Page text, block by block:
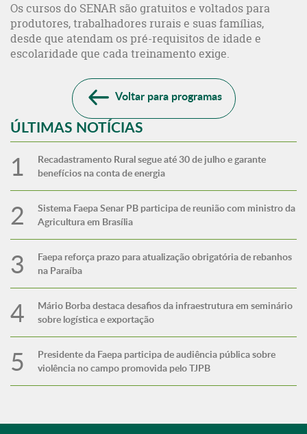
Os cursos do SENAR são gratuitos e voltados para
produtores, trabalhadores rurais e suas famílias,
desde que atendam os pré-requisitos de idade e
escolaridade que cada treinamento exige.
Voltar para programas
ÚLTIMAS NOTÍCIAS
Recadastramento Rural segue até 30 de julho e garante
benefícios na conta de energia
Sistema Faepa Senar PB participa de reunião com ministro da
Agricultura em Brasília
Faepa reforça prazo para atualização obrigatória de rebanhos
na Paraíba
Mário Borba destaca desafios da infraestrutura em seminário
sobre logística e exportação
Presidente da Faepa participa de audiência pública sobre
violência no campo promovida pelo TJPB